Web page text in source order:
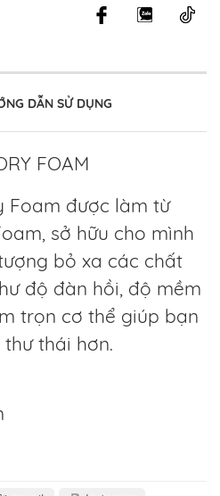
DẪN SỬ DỤNG
FOAM
Foam được làm từ
sở hữu cho mình
bỏ xa các chất
độ đàn hồi, độ mềm
trọn cơ thể giúp bạn
thái hơn.